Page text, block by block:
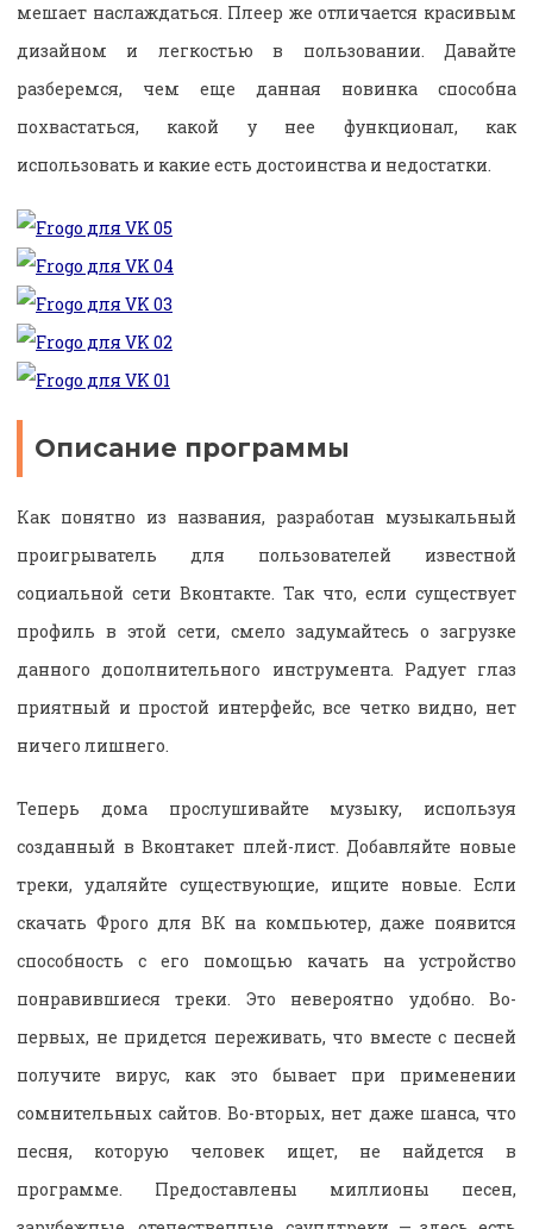
мешает наслаждаться. Плеер же отличается красивым
дизайном и легкостью в пользовании. Давайте
разберемся, чем еще данная новинка способна
похвастаться, какой у нее функционал, как
использовать и какие есть достоинства и недостатки.
Описание программы
Как понятно из названия, разработан музыкальный
проигрыватель для пользователей известной
социальной сети Вконтакте. Так что, если существует
профиль в этой сети, смело задумайтесь о загрузке
данного дополнительного инструмента. Радует глаз
приятный и простой интерфейс, все четко видно, нет
ничего лишнего.
Теперь дома прослушивайте музыку, используя
созданный в Вконтакет плей-лист. Добавляйте новые
треки, удаляйте существующие, ищите новые. Если
скачать Фрого для ВК на компьютер, даже появится
способность с его помощью качать на устройство
понравившиеся треки. Это невероятно удобно. Во-
первых, не придется переживать, что вместе с песней
получите вирус, как это бывает при применении
сомнительных сайтов. Во-вторых, нет даже шанса, что
песня, которую человек ищет, не найдется в
программе. Предоставлены миллионы песен,